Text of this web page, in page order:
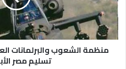
منظمة الشعوب والبرلمانات
تسليم مصر